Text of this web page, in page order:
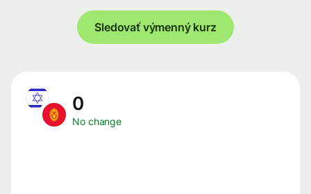
Sledovať výmenný kurz
0
No change